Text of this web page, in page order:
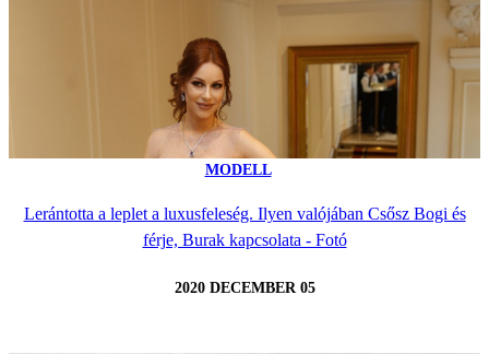
MODELL
Lerántotta a leplet a luxusfeleség. Ilyen valójában Csősz Bogi és
férje, Burak kapcsolata - Fotó
2020 DECEMBER 05